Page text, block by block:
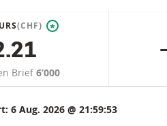
(CHF) *
Brief6’000
6 Aug. 2026 @ 21:59:53